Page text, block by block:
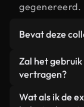
gegenereerd.
Bevat deze
Beide. Dit is
uit echte,
video's. Elke
Zal het
vertragen?
Niet als u
Wat als ik de